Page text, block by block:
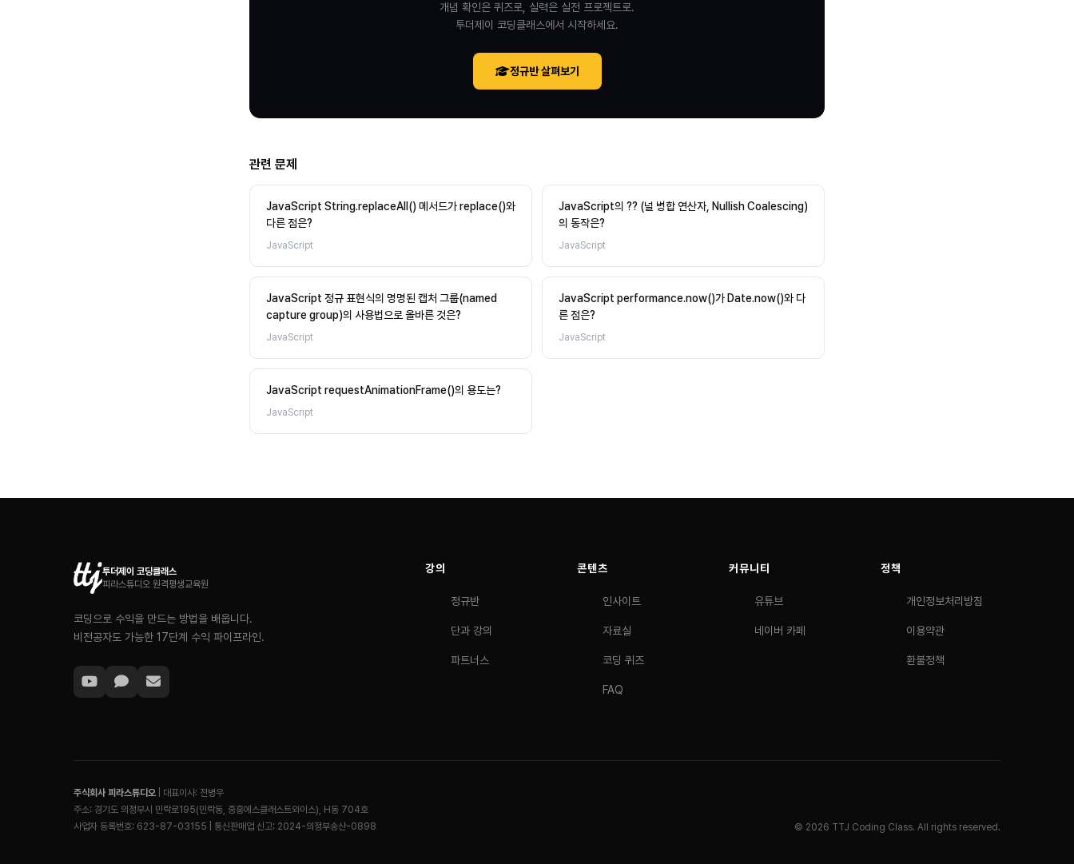
개념 확인은 퀴즈로, 실력은 실전 프로젝트로.
투더제이 코딩클래스에서 시작하세요.
정규반 살펴보기
관련 문제
JavaScript String.replaceAll() 메서드가 replace()와
다른 점은?
JavaScript
JavaScript의 ?? (널 병합 연산자, Nullish Coalescing)
의 동작은?
JavaScript
JavaScript 정규 표현식의 명명된 캡처 그룹(named
capture group)의 사용법으로 올바른 것은?
JavaScript
JavaScript performance.now()가 Date.now()와 다
른 점은?
JavaScript
JavaScript requestAnimationFrame()의 용도는?
JavaScript
투더제이 코딩클래스
피라스튜디오 원격평생교육원
코딩으로 수익을 만드는 방법을 배웁니다.
비전공자도 가능한 17단계 수익 파이프라인.
강의
정규반
단과 강의
파트너스
콘텐츠
인사이트
자료실
코딩 퀴즈
FAQ
커뮤니티
유튜브
네이버 카페
정책
개인정보처리방침
이용약관
환불정책
주식회사 피라스튜디오 | 대표이사: 전병우
주소: 경기도 의정부시 민락로195(민락동, 중흥에스클래스트와이스), H동 704호
사업자 등록번호: 623-87-03155 | 통신판매업 신고: 2024-의정부송산-0898
© 2026 TTJ Coding Class. All rights reserved.